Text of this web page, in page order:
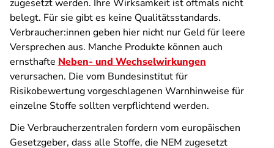
zugesetzt werden. Ihre Wirksamkeit ist oftmals nicht
belegt. Für sie gibt es keine Qualitätsstandards.
Verbraucher:innen geben hier nicht nur Geld für leere
Versprechen aus. Manche Produkte können auch
ernsthafte Neben- und Wechselwirkungen
verursachen. Die vom Bundesinstitut für
Risikobewertung vorgeschlagenen Warnhinweise für
einzelne Stoffe sollten verpflichtend werden.
Die Verbraucherzentralen fordern vom europäischen
Gesetzgeber, dass alle Stoffe, die NEM zugesetzt